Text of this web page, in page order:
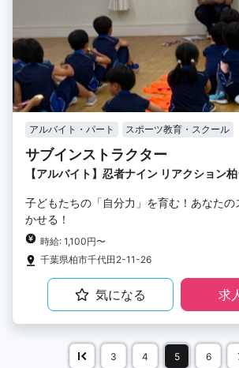
アルバイト・パート スポーツ教育・スクール
サブインストラクター
【アルバイト】忍者ナイン リアクション
子どもたちの「自分力」を育む！あなた
かせる！
時給: 1,100円〜
千葉県柏市千代田2-11-26
気になる 求
3 4 5 6